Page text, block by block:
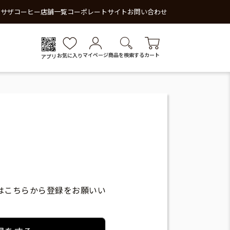
ザコーヒー店舗一覧コーポレートサイトお問い合わせ
アプリ お気に入り マイページ商品を検索するカート
ちらから登録をお願いい